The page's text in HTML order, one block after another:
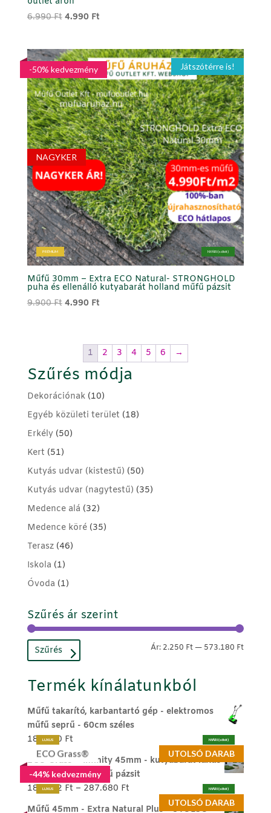
6.990Ft Original
6.990 Ft.
4.990 FtCurrent
4.990 Ft.
NAGYKER
PRÉMIUM
Játszótérre is!
NYÁRI (sötét)
-50% kedvezmény
Műfű 30mm – Extra ECO Natural- STRONGHOLD
puha és ellenálló kutyabarát holland műfű pázsit
9.900Ft Original
9.900 Ft.
4.990 FtCurrent
4.990 Ft.
1 2 3 4 5 6 →
Szűrés módja
Dekorációnak (10)
Egyéb közületi terület (18)
Erkély (50)
Kert (51)
Kutyás udvar (kistestű) (50)
Kutyás udvar (nagytestű) (35)
Medence alá (32)
Medence köré (35)
Terasz (46)
Iskola (1)
Óvoda (1)
Szűrés ár szerint
Min
Max
Szűrés Ár: 2.250 Ft— 573.180 Ft
Termék kínálatunkból
Műfű takarító, karbantartó gép - elektromos
műfű seprű - 60cm széles
189.990 Ft
ECO Grass®
LUXUS
UTOLSÓ DARAB
NYÁRI (sötét)
-44% kedvezmény
ECO Grass ® Infinity 45mm - kutyabarát luxus
memóriaszálas műfű pázsit
186.272 Ft – 287.680 FtÁrtartomány:
186.272 Ft
LUXUS
UTOLSÓ DARAB
NYÁRI (sötét)
Műfű 45mm - Extra Natural Plus - UTOLSÓ